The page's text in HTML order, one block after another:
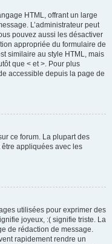
HTML, offrant un large
L’administrateur peut
pouvez aussi les désactiver
appropriée du formulaire de
similaire au style HTML, mais
que < et >. Pour plus
accessible depuis la page de
ce forum. La plupart des
appliquées avec les
utilisées pour exprimer des
joyeux, :( signifie triste. La
de rédaction de message.
rapidement rendre un